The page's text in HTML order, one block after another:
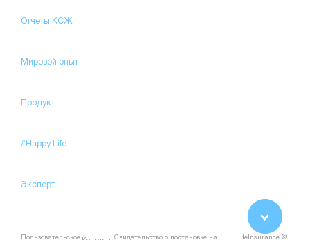
Отчеты КСЖ
Мировой опыт
Продукт
#Happy Life
Эксперт
Пользовательское Свидетельство о постановке на LifeInsurance ©